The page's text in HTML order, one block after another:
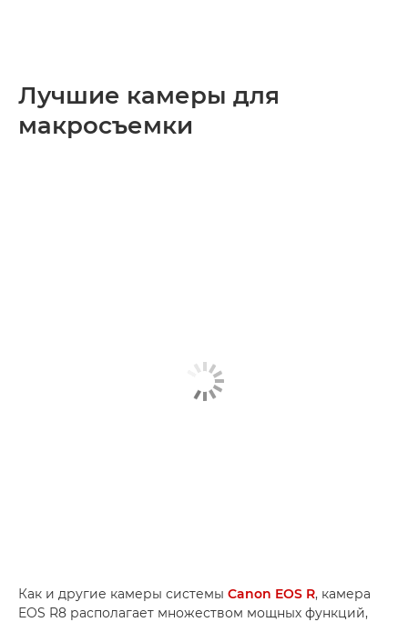
Лучшие камеры для
макросъемки
Как и другие камеры системы Canon EOS R, камера
EOS R8 располагает множеством мощных функций,